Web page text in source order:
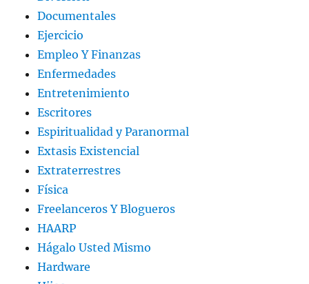
Documentales
Ejercicio
Empleo Y Finanzas
Enfermedades
Entretenimiento
Escritores
Espiritualidad y Paranormal
Extasis Existencial
Extraterrestres
Física
Freelanceros Y Blogueros
HAARP
Hágalo Usted Mismo
Hardware